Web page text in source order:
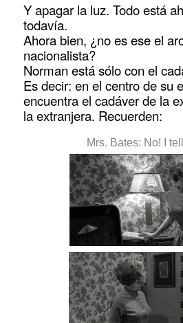
Y apagar la luz. Todo está
todavía.
Ahora bien, ¿no es ese el
nacionalista?
Norman está sólo con el
Es decir: en el centro de su
encuentra el cadáver de la
la extranjera. Recuerden:
Mrs. Bates: No! I